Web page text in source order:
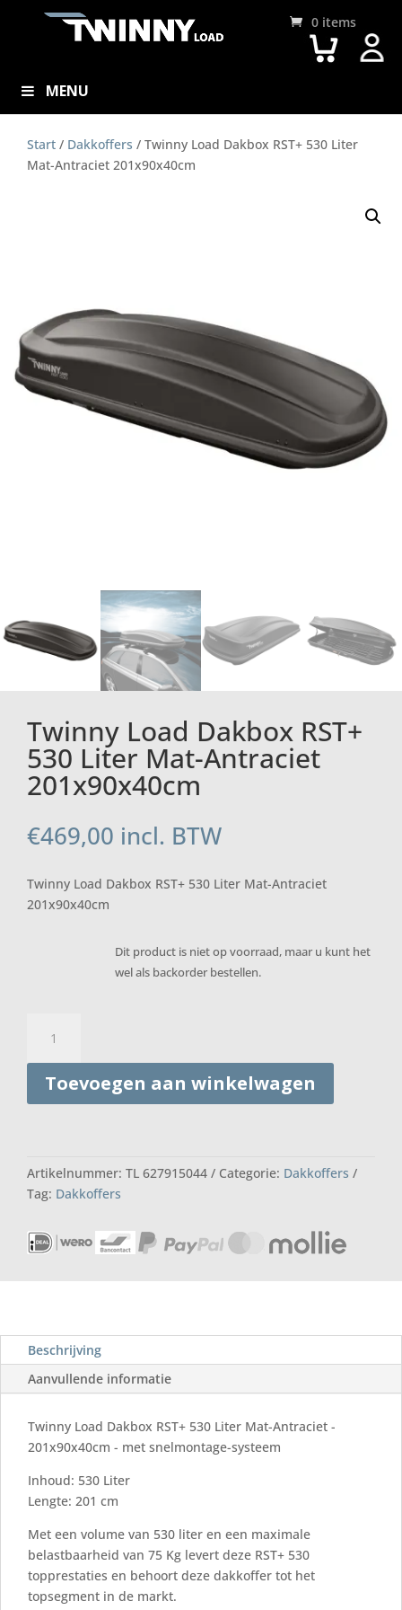
0 items
MENU
Start / Dakkoffers / Twinny Load Dakbox RST+ 530 Liter
Mat-Antraciet 201x90x40cm
Twinny Load Dakbox RST+
530 Liter Mat-Antraciet
201x90x40cm
€469,00 incl. BTW
Twinny Load Dakbox RST+ 530 Liter Mat-Antraciet
201x90x40cm
Dit product is niet op voorraad, maar u kunt het
wel als backorder bestellen.
Load
Dakbox
RST+
530
Antraciet
201x90x40cm
Toevoegen aan winkelwagen
Artikelnummer: TL 627915044 Categorie: Dakkoffers
Tag: Dakkoffers
Beschrijving
Aanvullende informatie
Twinny Load Dakbox RST+ 530 Liter Mat-Antraciet -
201x90x40cm - met snelmontage-systeem
Inhoud: 530 Liter
Lengte: 201 cm
Met een volume van 530 liter en een maximale
belastbaarheid van 75 Kg levert deze RST+ 530
topprestaties en behoort deze dakkoffer tot het
topsegment in de markt.